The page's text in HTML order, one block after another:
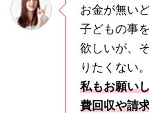
お金が無い
子どもの事
欲しいが、
りたくない。
私もお願い
費回収や請